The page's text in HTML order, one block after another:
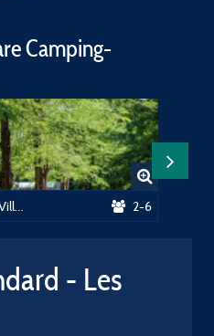
Camping-
2-6
- Les